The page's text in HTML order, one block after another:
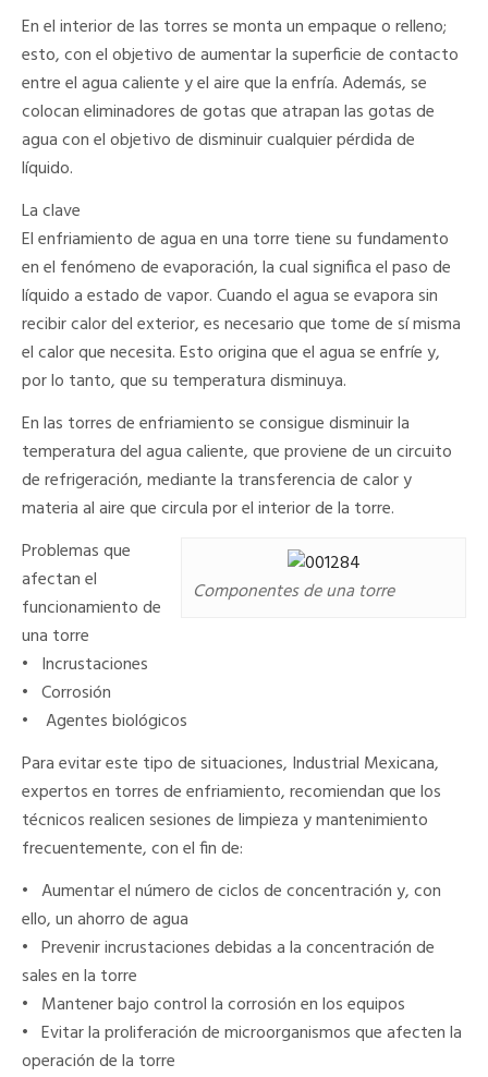
En el interior de las torres se monta un empaque o relleno;
esto, con el objetivo de aumentar la superficie de contacto
entre el agua caliente y el aire que la enfría. Además, se
colocan eliminadores de gotas que atrapan las gotas de
agua con el objetivo de disminuir cualquier pérdida de
líquido.
La clave
El enfriamiento de agua en una torre tiene su fundamento
en el fenómeno de evaporación, la cual significa el paso de
líquido a estado de vapor. Cuando el agua se evapora sin
recibir calor del exterior, es necesario que tome de sí misma
el calor que necesita. Esto origina que el agua se enfríe y,
por lo tanto, que su temperatura disminuya.
En las torres de enfriamiento se consigue disminuir la
temperatura del agua caliente, que proviene de un circuito
de refrigeración, mediante la transferencia de calor y
materia al aire que circula por el interior de la torre.
Componentes de una torre
Problemas que
afectan el
funcionamiento de
una torre
• Incrustaciones
• Corrosión
•
Agentes biológicos
Para evitar este tipo de situaciones, Industrial Mexicana,
expertos en torres de enfriamiento, recomiendan que los
técnicos realicen sesiones de limpieza y mantenimiento
frecuentemente, con el fin de:
• Aumentar el número de ciclos de concentración y, con
ello, un ahorro de agua
• Prevenir incrustaciones debidas a la concentración de
sales en la torre
• Mantener bajo control la corrosión en los equipos
• Evitar la proliferación de microorganismos que afecten la
operación de la torre